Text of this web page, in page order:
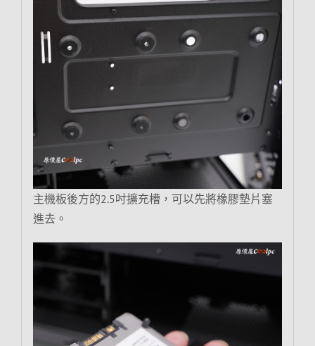
主機板後方的2.5吋擴充槽，可以先將橡膠墊片塞
進去。